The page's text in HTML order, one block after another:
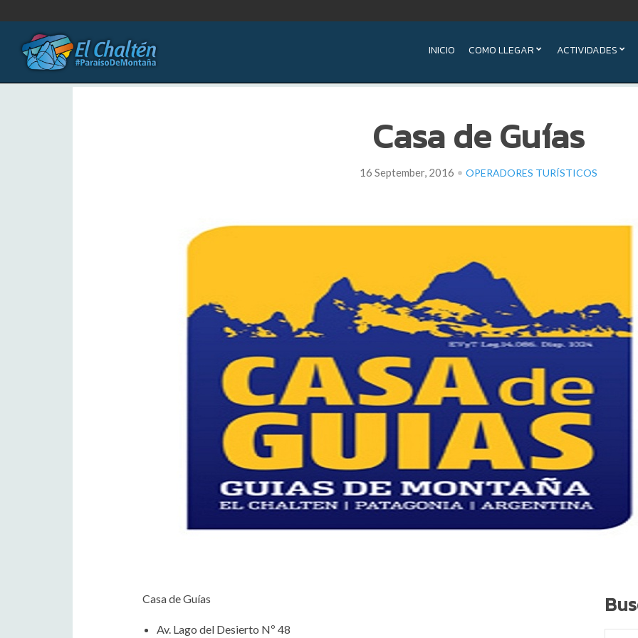
INICIO COMO LLEGAR ACTIVIDADES
Casa de Guías
16 September, 2016 • OPERADORES TURÍSTICOS
Casa de Guías
Av. Lago del Desierto Nº 48